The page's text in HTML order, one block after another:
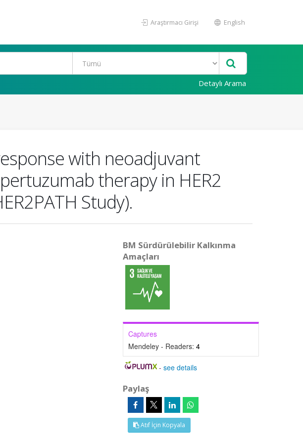
Araştırmacı Girişi English
Detaylı Arama
with neoadjuvant
therapy in HER2
Study).
BM Sürdürülebilir Kalkınma
Amaçları
Captures
Mendeley - Readers: 4
-see details
Paylaş
Atıf İçin Kopyala